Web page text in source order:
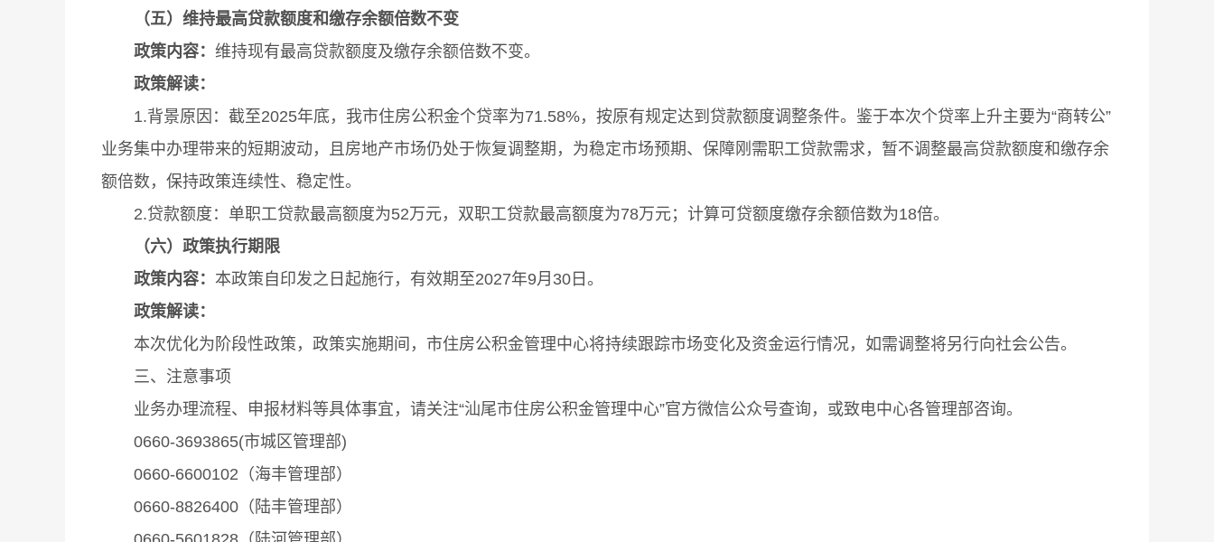
（五）维持最高贷款额度和缴存余额倍数不变
政策内容： 维持现有最高贷款额度及缴存余额倍数不变。
政策解读：
1.背景原因：截至2025年底，我市住房公积金个贷率为71.58%，按原有规定达到贷款额度调整条件。鉴于本次个贷率上升主要为“商转公”
业务集中办理带来的短期波动，且房地产市场仍处于恢复调整期，为稳定市场预期、保障刚需职工贷款需求，暂不调整最高贷款额度和缴存余
额倍数，保持政策连续性、稳定性。
2.贷款额度：单职工贷款最高额度为52万元，双职工贷款最高额度为78万元；计算可贷额度缴存余额倍数为18倍。
（六）政策执行期限
政策内容： 本政策自印发之日起施行，有效期至2027年9月30日。
政策解读：
本次优化为阶段性政策，政策实施期间，市住房公积金管理中心将持续跟踪市场变化及资金运行情况，如需调整将另行向社会公告。
三、注意事项
业务办理流程、申报材料等具体事宜，请关注“汕尾市住房公积金管理中心”官方微信公众号查询，或致电中心各管理部咨询。
0660-3693865(市城区管理部)
0660-6600102（海丰管理部）
0660-8826400（陆丰管理部）